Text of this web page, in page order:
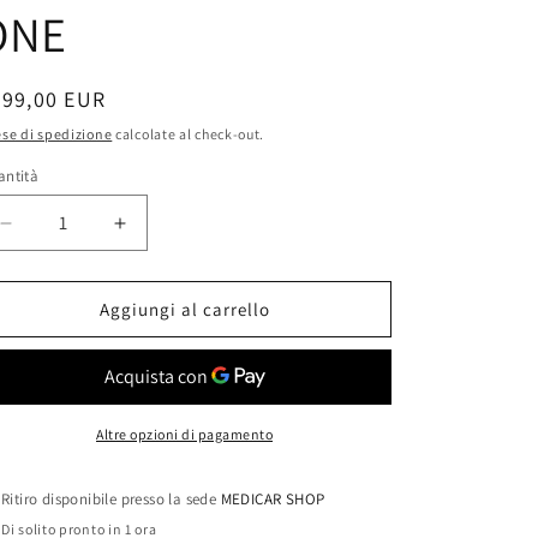
EUR
di spedizione calcolate al check-out.
Diminuisci
quantità
per
Pro
ELETTROSTIMOLAZIONE
Aumenta
quantità
per
Runner
Pro
CANALI,
ELETTROSTIMOLAZIONE
Aggiungi al carrello
Altre opzioni di pagamento
Ritiro disponibile presso la sede MEDICAR SHOP
Di solito pronto in 1 ora